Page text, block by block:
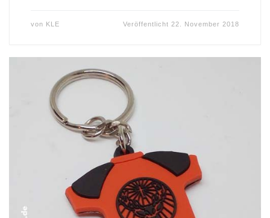
von KLE Veröffentlicht 22. November 2018